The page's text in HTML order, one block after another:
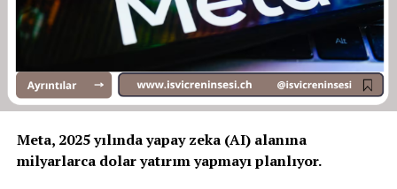
Meta, 2025 yılında yapay zeka (AI) alanına
milyarlarca dolar yatırım yapmayı planlıyor.